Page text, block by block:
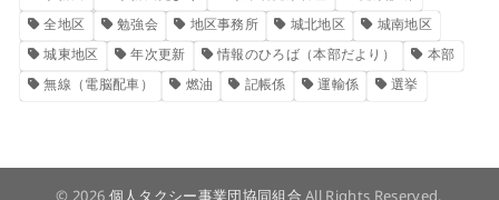
全地区
勉強会 地区事務所 城北地区
城南地区
城東地区
年次更新 情報のひろば（本部だより）
本部
無線（電脳配車）
燃油 記帳係 運輸係 選挙